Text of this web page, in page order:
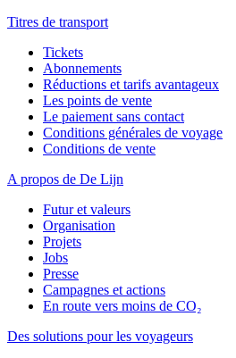
Titres de transport
Tickets
Abonnements
Réductions et tarifs avantageux
Les points de vente
Le paiement sans contact
Conditions générales de voyage
Conditions de vente
A propos de De Lijn
Futur et valeurs
Organisation
Projets
Jobs
Presse
Campagnes et actions
En route vers moins de CO₂
Des solutions pour les voyageurs